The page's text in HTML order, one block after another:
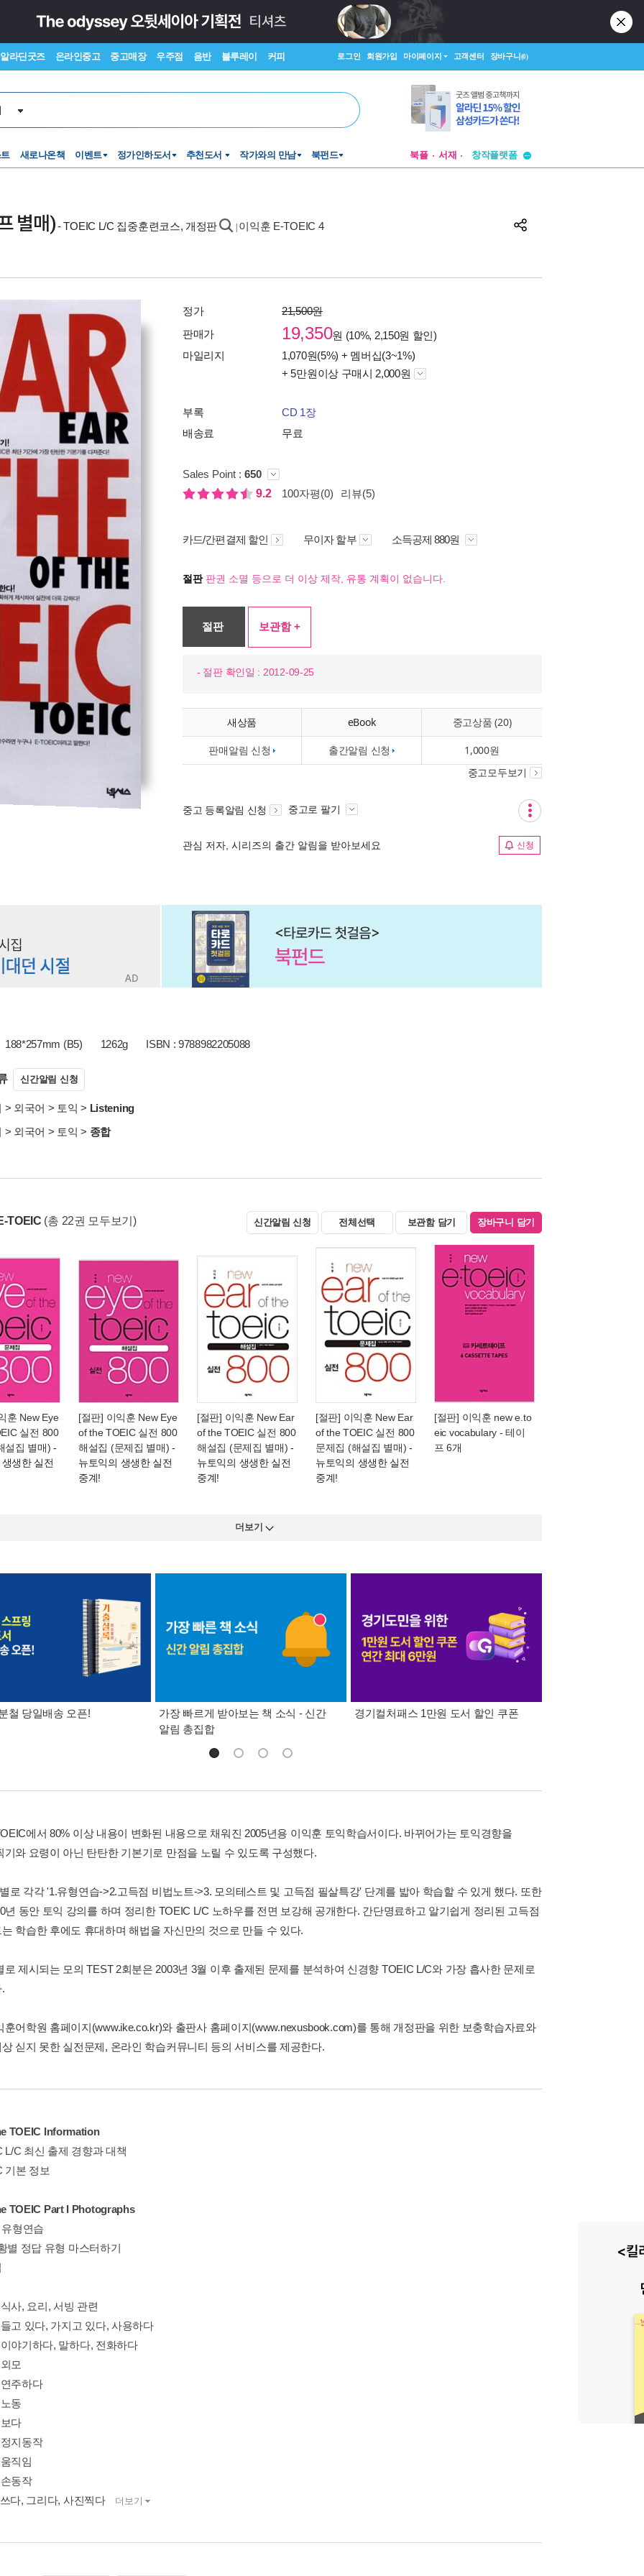
알라딘굿즈 온라인중고 중고매장 우주점 음반 블루레이 커피 로그인 회원가입 마이페이지 고객센터 장바구니(0)
새로나온책 이벤트 정가인하도서 추천도서 작가와의 만남 북펀드 북플 서재
창작플랫폼
별매)- TOEIC L/C 집중훈련코스, 개정판 이익훈 E-TOEIC 4
정가
21,500원
판매가
19,350원 (10%, 2,150원 할인)
마일리지
1,070원(5%) + 멤버십(3~1%)
+ 5만원이상 구매시 2,000원
부록
CD 1장
배송료
무료
Sales Point : 650
9.2
100자평(0) 리뷰(5)
카드/간편결제 할인 무이자 할부 소득공제 880원
절판판권 소멸 등으로 더 이상 제작, 유통 계획이 없습니다.
절판 보관함 +
- 절판 확인일 : 2012-09-25
새상품 eBook 중고상품 (20)
판매알림 신청 출간알림 신청 1,000원
중고모두보기
중고 등록알림 신청 중고로 팔기
관심 저자, 시리즈의 출간 알림을 받아보세요 신청
188*257mm (B5) 1262g ISBN : 9788982205088
신간알림 신청
> 외국어 > 토익 > Listening
> 외국어 > 토익 > 종합
TOEIC (총 22권 모두보기) 신간알림 신청 전체선택 보관함 담기 장바구니 담기
훈 New Eye
실전 800
설집 별매) -
생한 실전
[절판] 이익훈 New Eye
of the TOEIC 실전 800
해설집 (문제집 별매) -
뉴토익의 생생한 실전
중계!
[절판] 이익훈 New Ear
of the TOEIC 실전 800
해설집 (문제집 별매) -
뉴토익의 생생한 실전
중계!
[절판] 이익훈 New Ear
of the TOEIC 실전 800
문제집 (해설집 별매) -
뉴토익의 생생한 실전
중계!
[절판] 이익훈 new e.to
eic vocabulary - 테이
프 6개
더보기
철 당일배송 오픈!
가장 빠르게 받아보는 책 소식 - 신간
알림 총집합
경기컬처패스 1만원 도서 할인 쿠폰
에서 80% 이상 내용이 변화된 내용으로 채워진 2005년용 이익훈 토익학습서이다. 바뀌어가는 토익경향을
기와 요령이 아닌 탄탄한 기본기로 만점을 노릴 수 있도록 구성했다.
로 각각 '1.유형연습->2.고득점 비법노트->3. 모의테스트 및 고득점 필살특강' 단계를 밟아 학습할 수 있게 했다. 또한
년 동안 토익 강의를 하며 정리한 TOEIC L/C 노하우를 전면 보강해 공개한다. 간단명료하고 알기쉽게 정리된 고득점
학습한 후에도 휴대하며 해법을 자신만의 것으로 만들 수 있다.
로 제시되는 모의 TEST 2회분은 2003년 3월 이후 출제된 문제를 분석하여 신경향 TOEIC L/C와 가장 흡사한 문제로
훈어학원 홈페이지(www.ike.co.kr)와 출판사 홈페이지(www.nexusbook.com)를 통해 개정판을 위한 보충학습자료와
싣지 못한 실전문제, 온라인 학습커뮤니티 등의 서비스를 제공한다.
TOEIC Information
L/C 최신 출제 경향과 대책
기본 정보
TOEIC Part I Photographs
형연습
별 정답 유형 마스터하기
사, 요리, 서빙 관련
고 있다, 가지고 있다, 사용하다
야기하다, 말하다, 전화하다
모
주하다
동
다
지동작
직임
동작
다, 그리다, 사진찍다
더보기